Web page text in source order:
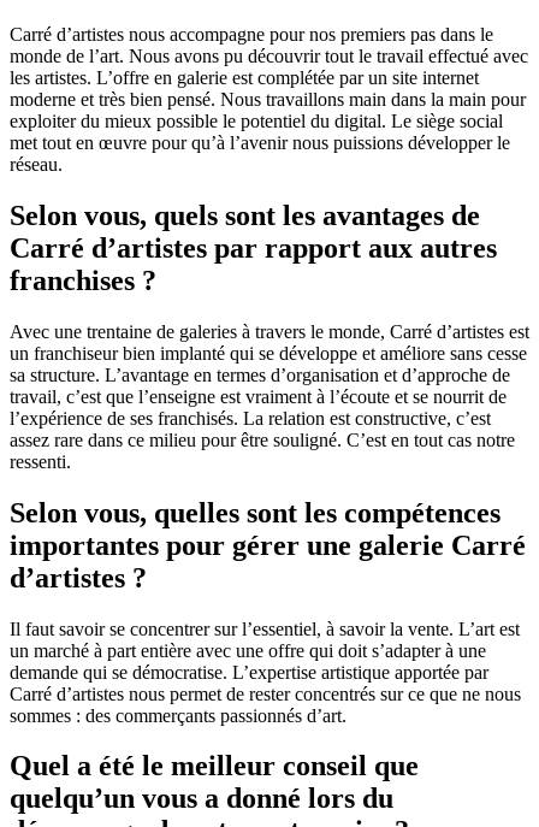
Carré d’artistes nous accompagne pour nos premiers pas dans le
monde de l’art. Nous avons pu découvrir tout le travail effectué avec
les artistes. L’offre en galerie est complétée par un site internet
moderne et très bien pensé. Nous travaillons main dans la main pour
exploiter du mieux possible le potentiel du digital. Le siège social
met tout en œuvre pour qu’à l’avenir nous puissions développer le
réseau.
Selon vous, quels sont les avantages de
Carré d’artistes par rapport aux autres
franchises ?
Avec une trentaine de galeries à travers le monde, Carré d’artistes est
un franchiseur bien implanté qui se développe et améliore sans cesse
sa structure. L’avantage en termes d’organisation et d’approche de
travail, c’est que l’enseigne est vraiment à l’écoute et se nourrit de
l’expérience de ses franchisés. La relation est constructive, c’est
assez rare dans ce milieu pour être souligné. C’est en tout cas notre
ressenti.
Selon vous, quelles sont les compétences
importantes pour gérer une galerie Carré
d’artistes ?
Il faut savoir se concentrer sur l’essentiel, à savoir la vente. L’art est
un marché à part entière avec une offre qui doit s’adapter à une
demande qui se démocratise. L’expertise artistique apportée par
Carré d’artistes nous permet de rester concentrés sur ce que ne nous
sommes : des commerçants passionnés d’art.
Quel a été le meilleur conseil que
quelqu’un vous a donné lors du